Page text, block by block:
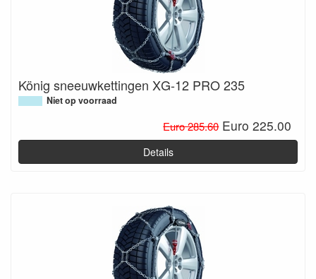
König sneeuwkettingen XG-12 PRO 235
Niet op voorraad
Euro 285.60 Euro 225.00
Details